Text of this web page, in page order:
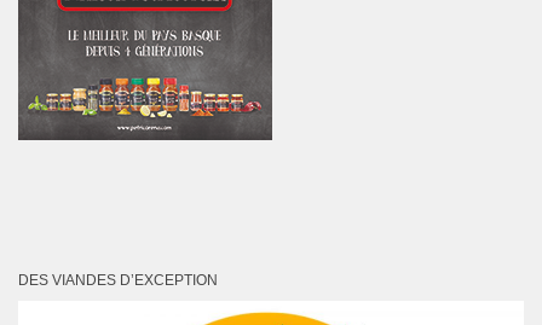
DES VIANDES D’EXCEPTION